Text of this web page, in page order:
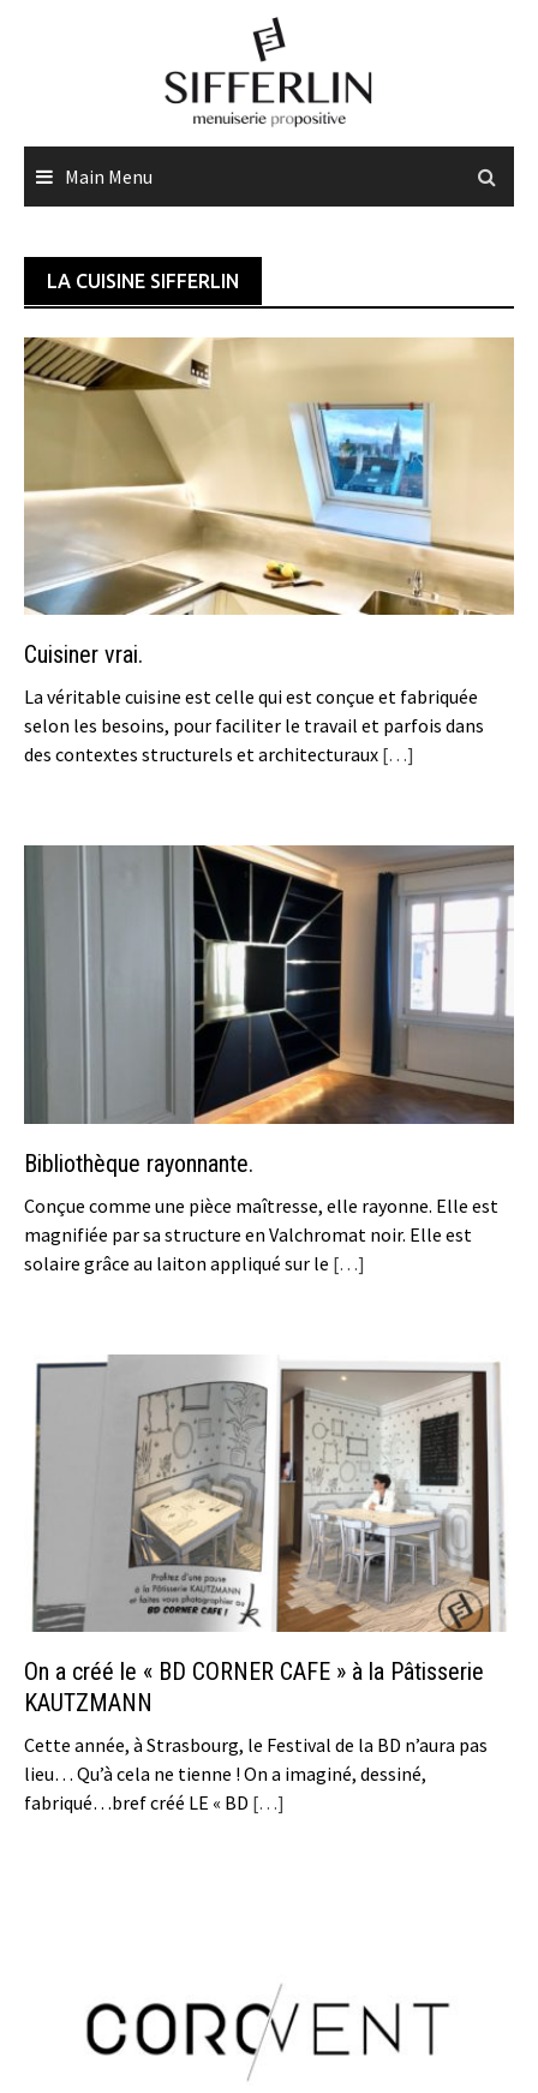
Main Menu
LA CUISINE SIFFERLIN
Cuisiner vrai.
La véritable cuisine est celle qui est conçue et fabriquée
selon les besoins, pour faciliter le travail et parfois dans
des contextes structurels et architecturaux […]
Bibliothèque rayonnante.
Conçue comme une pièce maîtresse, elle rayonne. Elle est
magnifiée par sa structure en Valchromat noir. Elle est
solaire grâce au laiton appliqué sur le […]
On a créé le « BD CORNER CAFE » à la Pâtisserie
KAUTZMANN
Cette année, à Strasbourg, le Festival de la BD n’aura pas
lieu… Qu’à cela ne tienne ! On a imaginé, dessiné,
fabriqué…bref créé LE « BD […]